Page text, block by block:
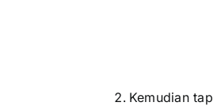
Kemudian tap